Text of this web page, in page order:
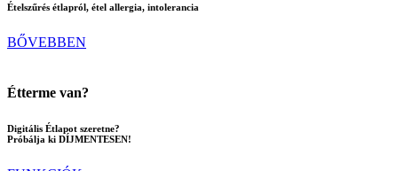
Ételszűrés étlapról, étel allergia, intolerancia
BŐVEBBEN
Étterme van?
Digitális Étlapot szeretne?
Próbálja ki DÍJMENTESEN!